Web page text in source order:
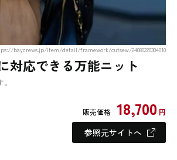
baycrews.jp/item/detail/framework/cutsew/24080220304010
対応できる万能ニット
販売価格 18,700 円
参照元サイトへ